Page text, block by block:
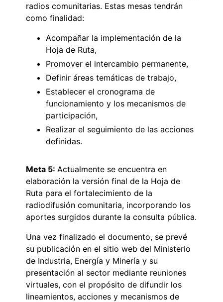
radios comunitarias. Estas mesas tendrán
como finalidad:
Acompañar la implementación de la
Hoja de Ruta,
Promover el intercambio permanente,
Definir áreas temáticas de trabajo,
Establecer el cronograma de
funcionamiento y los mecanismos de
participación,
Realizar el seguimiento de las acciones
definidas.
Meta 5: Actualmente se encuentra en
elaboración la versión final de la Hoja de
Ruta para el fortalecimiento de la
radiodifusión comunitaria, incorporando los
aportes surgidos durante la consulta pública.
Una vez finalizado el documento, se prevé
su publicación en el sitio web del Ministerio
de Industria, Energía y Minería y su
presentación al sector mediante reuniones
virtuales, con el propósito de difundir los
lineamientos, acciones y mecanismos de